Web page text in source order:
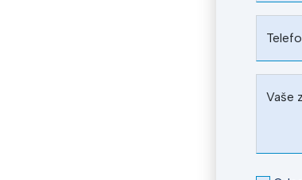
Vaše